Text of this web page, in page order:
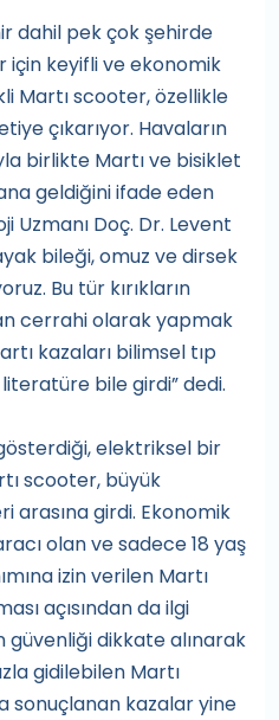
dahil pek çok şehirde
için keyifli ve ekonomik
Martı scooter, özellikle
çıkarıyor. Havaların
birlikte Martı ve bisiklet
geldiğini ifade eden
Doç. Dr. Levent
bileği, omuz ve dirsek
Bu tür kırıkların
cerrahi olarak yapmak
kazaları bilimsel tıp
bile girdi” dedi.
elektriksel bir
scooter, büyük
arasına girdi. Ekonomik
olan ve sadece 18 yaş
izin verilen Martı
açısından da ilgi
güvenliği dikkate alınarak
gidilebilen Martı
sonuçlanan kazalar yine